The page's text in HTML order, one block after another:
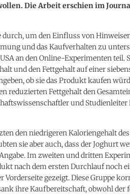
Die Arbeit erschien im
um den Einfluss von
und das Kaufverhalten zu
an den Online-Experimenten teil.
und den Fettgehalt auf einer
ob sie das Produkt kaufen
reduzierten Fettgehalt den
und Studienleiter
den niedrigeren Kaloriengehalt
sie aber auch, dass der Joghurt
Im zweiten und dritten
nach dem ersten Durchlauf noch
gezeigt. Diese Gruppe
ihre Kaufbereitschaft, obwohl der